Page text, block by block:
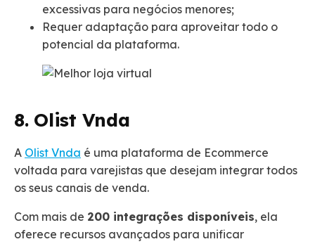
excessivas para negócios menores;
Requer adaptação para aproveitar todo o
potencial da plataforma.
8. Olist Vnda
A Olist Vnda é uma plataforma de Ecommerce
voltada para varejistas que desejam integrar todos
os seus canais de venda.
Com mais de 200 integrações disponíveis, ela
oferece recursos avançados para unificar